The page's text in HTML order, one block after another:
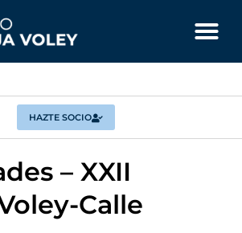
HAZTE SOCIO
– XXII
Calle